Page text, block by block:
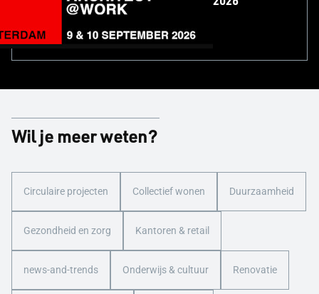
Wil je meer weten?
Circulaire projecten Collectief wonen Duurzaamheid
Gezondheid en zorg Kantoren & retail
news-and-trends Onderwijs & cultuur Renovatie